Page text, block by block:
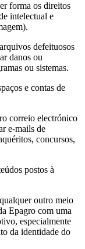
forma os direitos
intelectual e
defeituosos
danos ou
ou sistemas.
e contas de
correio electrónico
e-mails de
concursos,
postos à
outro meio
Epagro com uma
especialmente
da identidade do